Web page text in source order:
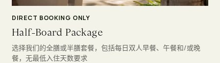
DIRECT BOOKING ONLY
Half-Board Package
选择我们的全膳或半膳套餐，包括每日双人早餐、午餐和/或晚
餐，无最低入住天数要求